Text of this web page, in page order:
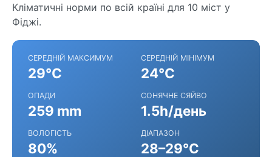
Кліматичні норми по всій країні для 10 міст у
Фіджі.
СЕРЕДНІЙ МАКСИМУМ
29°C
СЕРЕДНІЙ МІНІМУМ
24°C
ОПАДИ
259 mm
СОНЯЧНЕ СЯЙВО
1.5h/день
ВОЛОГІСТЬ
80%
ДІАПАЗОН
28–29°C